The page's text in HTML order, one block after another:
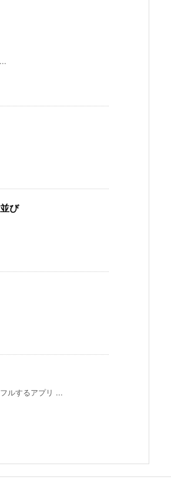
び
ルするアプリ ...